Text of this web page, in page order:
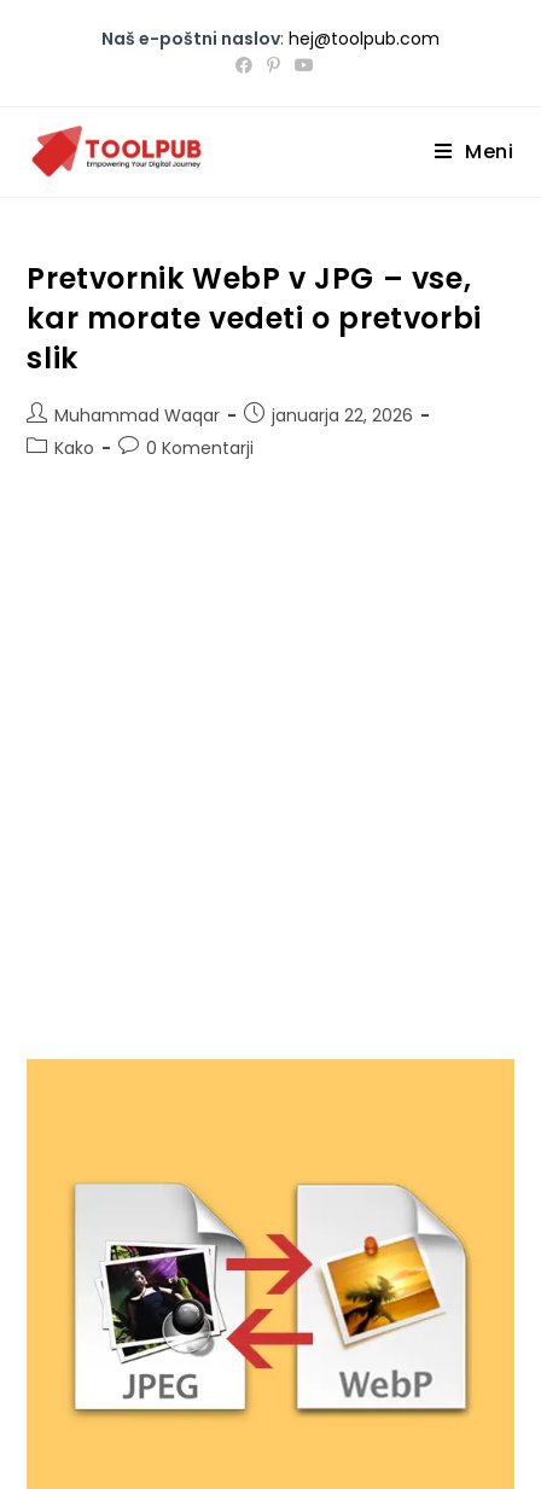
Naš e-poštni naslov: hej@toolpub.com
Meni
Pretvornik WebP v JPG – vse,
kar morate vedeti o pretvorbi
slik
Muhammad Waqar
januarja 22, 2026
Kako
0 Komentarji